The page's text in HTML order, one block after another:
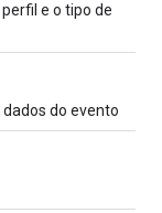
e o tipo de
do evento